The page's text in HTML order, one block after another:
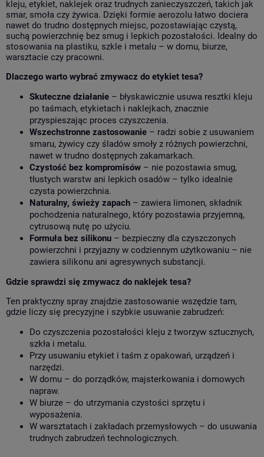
kleju, etykiet, naklejek oraz trudnych zanieczyszczeń, takich jak
smar, smoła czy żywica. Dzięki formie aerozolu łatwo dociera
nawet do trudno dostępnych miejsc, pozostawiając czystą,
suchą powierzchnię bez smug i lepkich pozostałości. Idealny do
stosowania na plastiku, szkle i metalu – w domu, biurze,
warsztacie czy pracowni.
Dlaczego warto wybrać zmywacz do etykiet tesa?
Skuteczne działanie – błyskawicznie usuwa resztki kleju
po taśmach, etykietach i naklejkach, znacznie
przyspieszając proces czyszczenia.
Wszechstronne zastosowanie – radzi sobie z usuwaniem
smaru, żywicy czy śladów smoły z różnych powierzchni,
nawet w trudno dostępnych zakamarkach.
Czystość bez kompromisów – nie pozostawia smug,
tłustych warstw ani lepkich osadów – tylko idealnie
czysta powierzchnia.
Naturalny, świeży zapach – zawiera limonen, składnik
pochodzenia naturalnego, który pozostawia przyjemną,
cytrusową nutę po użyciu.
Formuła bez silikonu – bezpieczny dla czyszczonych
powierzchni i przyjazny w codziennym użytkowaniu – nie
zawiera silikonu ani agresywnych substancji.
Gdzie sprawdzi się zmywacz do naklejek tesa?
Ten praktyczny spray znajdzie zastosowanie wszędzie tam,
gdzie liczy się precyzyjne i szybkie usuwanie zabrudzeń:
Do czyszczenia pozostałości kleju z tworzyw sztucznych,
szkła i metalu.
Przy usuwaniu etykiet i taśm z opakowań, urządzeń i
narzędzi.
W domu – do porządków, majsterkowania i domowych
napraw.
W biurze – do utrzymania czystości sprzętu i
wyposażenia.
W warsztatach i zakładach przemysłowych – do usuwania
trudnych zabrudzeń technologicznych.